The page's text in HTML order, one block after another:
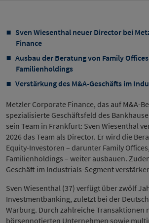
Sven Wiesenthal neuer Director bei
Finance
Ausbau der Beratung von Family
Familienholdings
Verstärkung des M&A-Geschäfts im
Metzler Corporate Finance, das auf M&A-
spezialisierte Geschäftsfeld des
sein Team in Frankfurt: Sven Wiesenthal
2026 das Team als Director. Er wird die
Equity-Investoren – darunter Family
Familienholdings – weiter ausbauen.
Geschäft im Industrials-Segment
Sven Wiesenthal (37) verfügt über zwölf
Investmentbanking, zuletzt bei der
Warburg. Durch zahlreiche Transaktionen
börsennotierten Unternehmen sowie